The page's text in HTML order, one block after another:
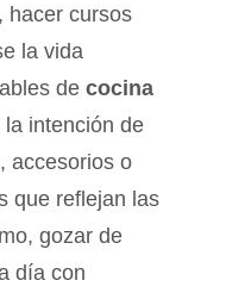
, hacer cursos
la vida
de cocina
intención de
accesorios o
que reflejan las
gozar de
día con